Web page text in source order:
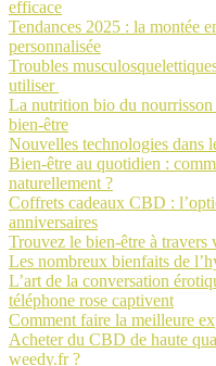
efficace
Tendances 2025 : la montée
personnalisée
Troubles
utiliser
La nutrition bio du nourrisson
bien-être
Nouvelles technologies dans
Bien-être au quotidien :
naturellement ?
Coffrets cadeaux CBD :
anniversaires
Trouvez le bien-être à travers
Les nombreux bienfaits de
L’art de la conversation
téléphone rose captivent
Comment faire la meilleure
Acheter du CBD de haute
weedy.fr ?